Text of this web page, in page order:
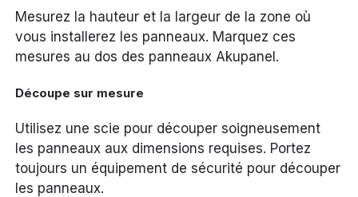
Mesurez la hauteur et la largeur de la zone où
vous installerez les panneaux. Marquez ces
mesures au dos des panneaux Akupanel.
Découpe sur mesure
Utilisez une scie pour découper soigneusement
les panneaux aux dimensions requises. Portez
toujours un équipement de sécurité pour découper
les panneaux.